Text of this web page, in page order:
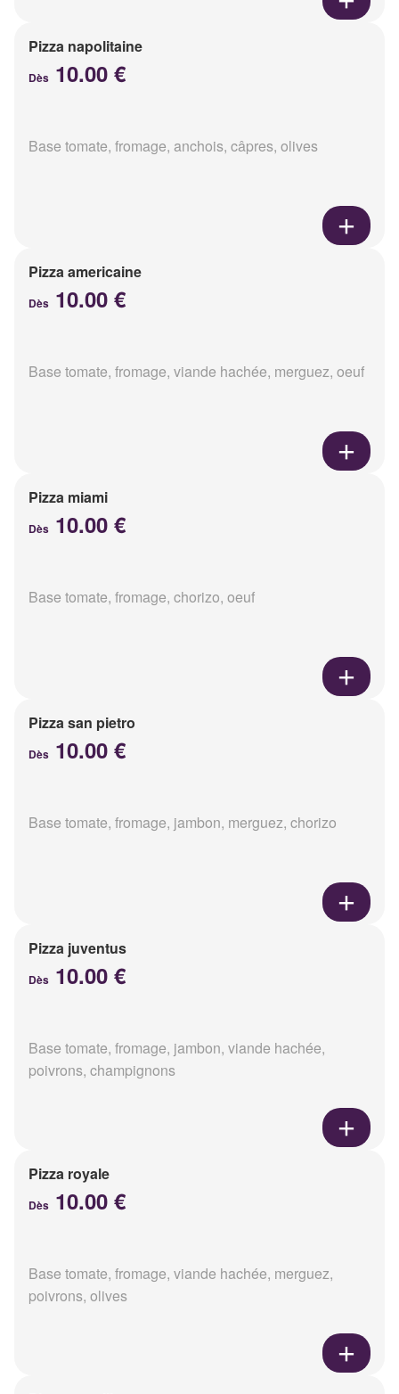
Pizza napolitaine
Dès 10.00 €
Base tomate, fromage, anchois, câpres, olives
Pizza americaine
Dès 10.00 €
Base tomate, fromage, viande hachée, merguez, oeuf
Pizza miami
Dès 10.00 €
Base tomate, fromage, chorizo, oeuf
Pizza san pietro
Dès 10.00 €
Base tomate, fromage, jambon, merguez, chorizo
Pizza juventus
Dès 10.00 €
Base tomate, fromage, jambon, viande hachée,
poivrons, champignons
Pizza royale
Dès 10.00 €
Base tomate, fromage, viande hachée, merguez,
poivrons, olives